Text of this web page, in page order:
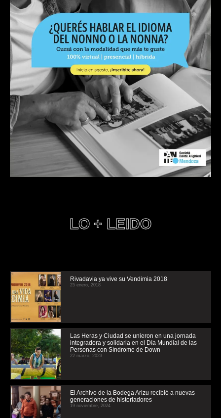
LO + LEIDO
Rivadavia ya vive su Vendimia 2018
25 enero, 2018
Las Heras y Ciudad se unieron en una jornada
integradora y solidaria en el Día Mundial de las
Personas con Síndrome de Down
22 marzo, 2023
El Archivo de la Bodega Arizu recibió a nuevas
generaciones de historiadores
19 noviembre, 2024